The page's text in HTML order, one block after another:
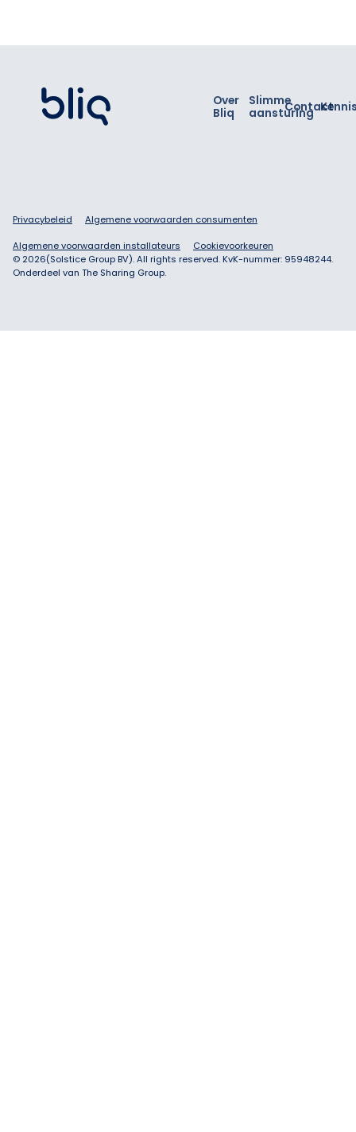
Over
Bliq
Slimme
aansturing
Contact
Privacybeleid Algemene voorwaarden consumenten
Algemene voorwaarden installateurs
Cookievoorkeuren
© 2026(Solstice Group BV). All rights reserved. KvK-nummer: 95948244.
Onderdeel van The Sharing Group.